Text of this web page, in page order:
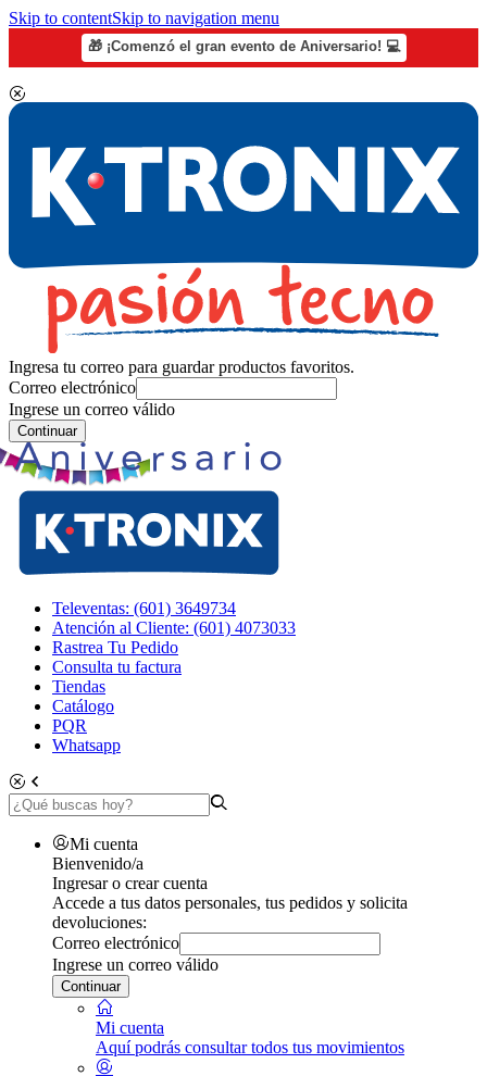
Skip to contentSkip to navigation menu
🎁 ¡Comenzó el gran evento de Aniversario! 💻
Ingresa tu correo para guardar productos favoritos.
Correo electrónico
Ingrese un correo válido
Continuar
Televentas: (601) 3649734
Atención al Cliente: (601) 4073033
Rastrea Tu Pedido
Consulta tu factura
Tiendas
Catálogo
PQR
Whatsapp
Mi cuenta
Bienvenido/a
Ingresar o crear cuenta
Accede a tus datos personales, tus pedidos y solicita
devoluciones:
Correo electrónico
Ingrese un correo válido
Continuar
Mi cuenta
Aquí podrás consultar todos tus movimientos